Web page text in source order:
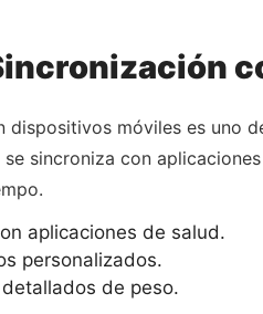
móviles es uno
sincroniza con
aplicaciones de salud.
personalizados.
de peso.